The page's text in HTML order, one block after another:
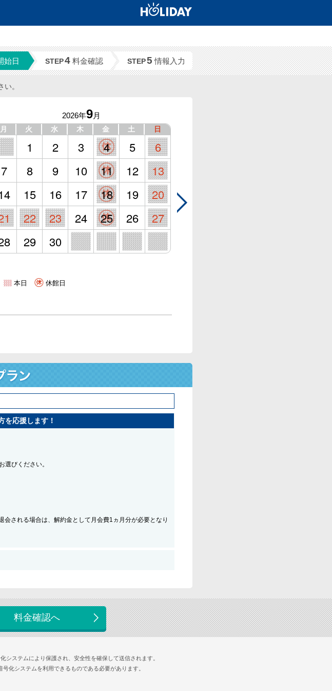
始日 STEP4 料金確認 STEP5 情報入力
。
2026年9月
月 火 水 木 金 土 日
1 2 3 4 5
6
7
8 9 10 11 12
13
15 16 17 18 19
20
22 23 24 25 26
27
29 30
本日 休館日
を応援します！
びください。
される場合は、解約金として月会費1ヵ月分が必要となり
料金確認へ
システムにより保護され、安全性を確保して送信されます。
化システムを利用できるものである必要があります。